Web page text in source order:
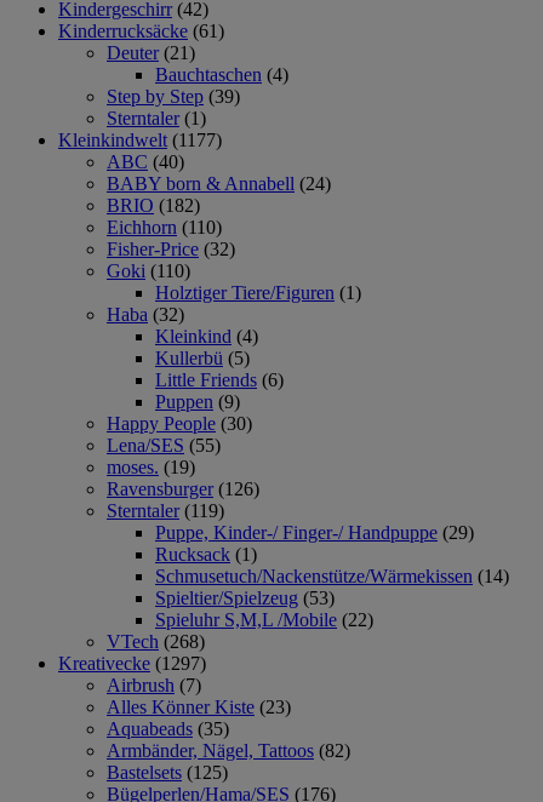
Kindergeschirr (42)
Kinderrucksäcke (61)
Deuter (21)
Bauchtaschen (4)
Step by Step (39)
Sterntaler (1)
Kleinkindwelt (1177)
ABC (40)
BABY born & Annabell (24)
BRIO (182)
Eichhorn (110)
Fisher-Price (32)
Goki (110)
Holztiger Tiere/Figuren (1)
Haba (32)
Kleinkind (4)
Kullerbü (5)
Little Friends (6)
Puppen (9)
Happy People (30)
Lena/SES (55)
moses. (19)
Ravensburger (126)
Sterntaler (119)
Puppe, Kinder-/ Finger-/ Handpuppe (29)
Rucksack (1)
Schmusetuch/Nackenstütze/Wärmekissen (14)
Spieltier/Spielzeug (53)
Spieluhr S,M,L /Mobile (22)
VTech (268)
Kreativecke (1297)
Airbrush (7)
Alles Könner Kiste (23)
Aquabeads (35)
Armbänder, Nägel, Tattoos (82)
Bastelsets (125)
Bügelperlen/Hama/SES (176)